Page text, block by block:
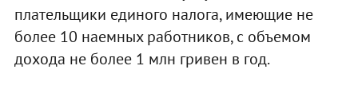
плательщики единого налога, имеющие не
более 10 наемных работников, с объемом
дохода не более 1 млн гривен в год.